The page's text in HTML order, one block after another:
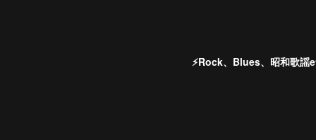
⚡️Rock、Blues、昭和歌謡